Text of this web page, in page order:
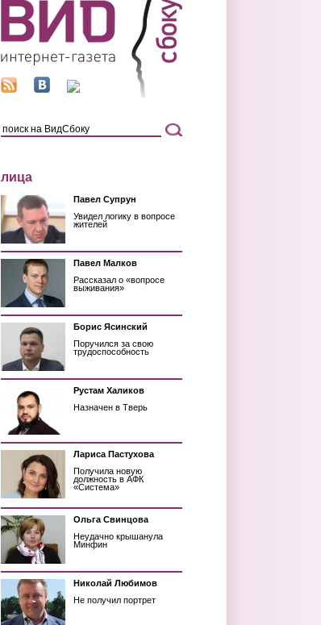
лица
Павел Супрун
Увидел логику в вопросе
жителей
Павел Малков
Рассказал о «вопросе
выживания»
Борис Ясинский
Поручился за свою
трудоспособность
Рустам Халиков
Назначен в Тверь
Лариса Пастухова
Получила новую
должность в АФК
«Система»
Ольга Свинцова
Неудачно крышанула
Минфин
Николай Любимов
Не получил портрет